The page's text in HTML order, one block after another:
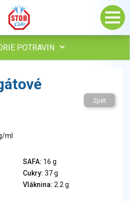
POTRAVIN
výrobky
výrobky
pufované výrobky
Zpět
ml
SAFA: 16 g
Cukry: 37 g
Vláknina: 2.2 g